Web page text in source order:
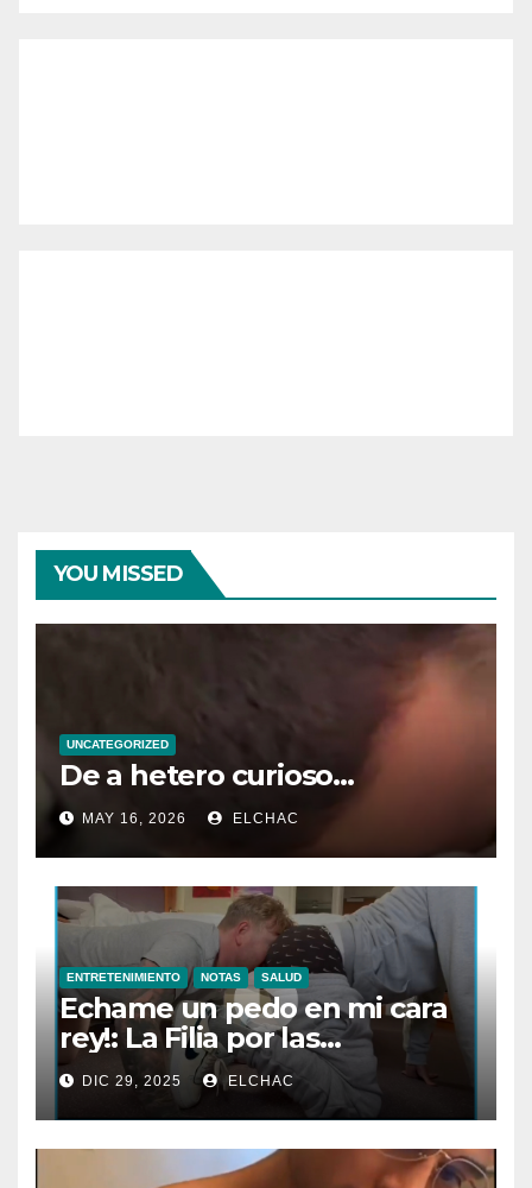
YOU MISSED
UNCATEGORIZED
De a hetero curioso…
MAY 16, 2026 ELCHAC
ENTRETENIMIENTO NOTAS SALUD
Echame un pedo en mi cara
rey!: La Filia por las
Flatulencias”
DIC 29, 2025 ELCHAC